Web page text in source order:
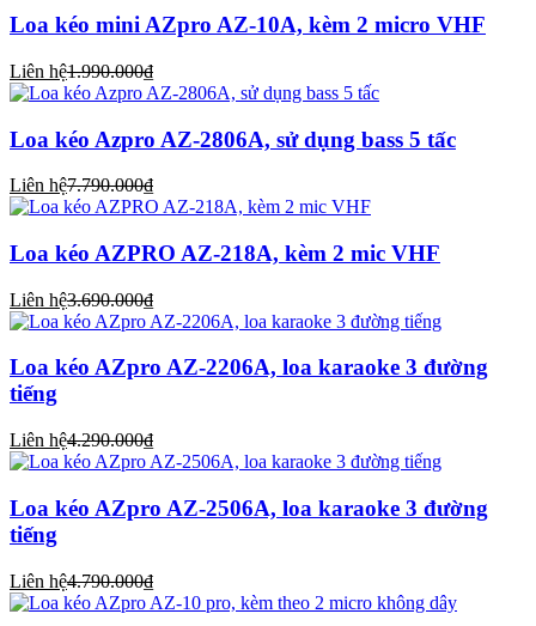
Loa kéo mini AZpro AZ-10A, kèm 2 micro VHF
Liên hệ1.990.000₫
Loa kéo Azpro AZ-2806A, sử dụng bass 5 tấc
Liên hệ7.790.000₫
Loa kéo AZPRO AZ-218A, kèm 2 mic VHF
Liên hệ3.690.000₫
Loa kéo AZpro AZ-2206A, loa karaoke 3 đường
tiếng
Liên hệ4.290.000₫
Loa kéo AZpro AZ-2506A, loa karaoke 3 đường
tiếng
Liên hệ4.790.000₫